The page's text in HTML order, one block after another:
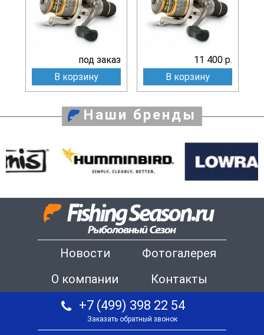
под заказ
В корзину
11 400 р.
В корзину
Наши бренды
Новости
Фотогалерея
О компании
Контакты
+7 (499) 398 22 54
Заказать обратный звонок